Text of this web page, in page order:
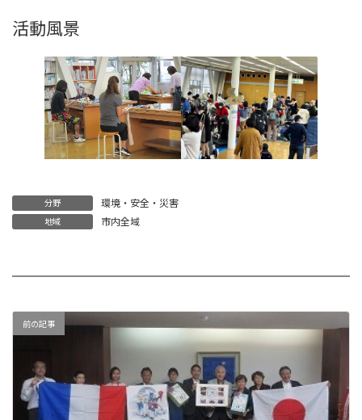
活動風景
分野 環境・安全・災害
地域 市内全域
前の記事